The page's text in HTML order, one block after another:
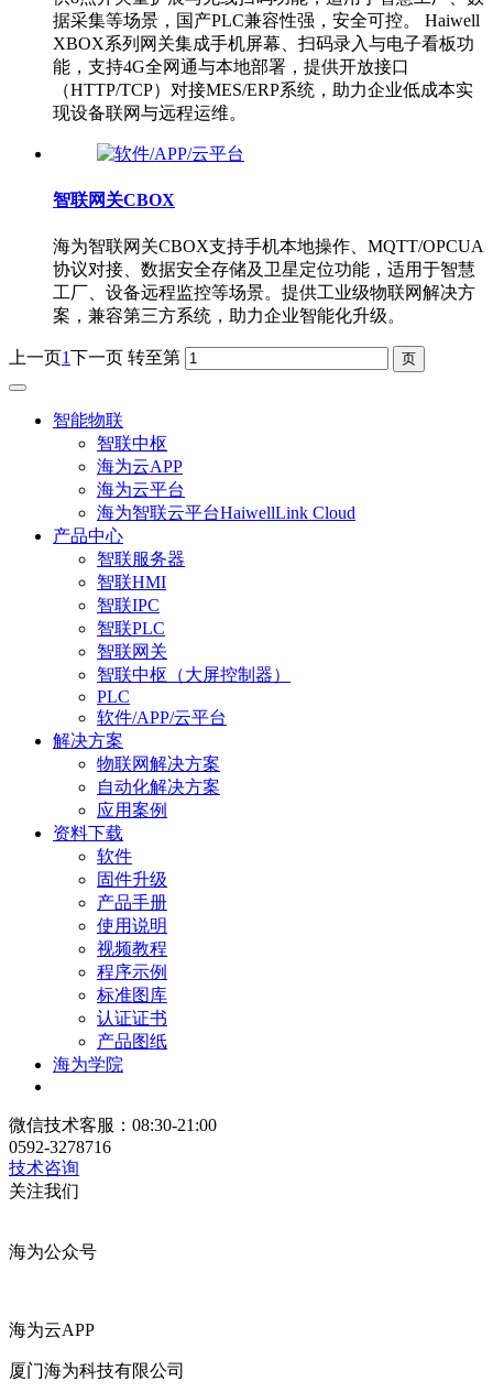
据采集等场景，国产PLC兼容性强，安全可控。 Haiwell
XBOX系列网关集成手机屏幕、扫码录入与电子看板功
能，支持4G全网通与本地部署，提供开放接口
（HTTP/TCP）对接MES/ERP系统，助力企业低成本实
现设备联网与远程运维。
智联网关CBOX
海为智联网关CBOX支持手机本地操作、MQTT/OPCUA
协议对接、数据安全存储及卫星定位功能，适用于智慧
工厂、设备远程监控等场景。提供工业级物联网解决方
案，兼容第三方系统，助力企业智能化升级。
上一页1下一页 转至第
智能物联
智联中枢
海为云APP
海为云平台
海为智联云平台HaiwellLink Cloud
产品中心
智联服务器
智联HMI
智联IPC
智联PLC
智联网关
智联中枢（大屏控制器）
PLC
软件/APP/云平台
解决方案
物联网解决方案
自动化解决方案
应用案例
资料下载
软件
固件升级
产品手册
使用说明
视频教程
程序示例
标准图库
认证证书
产品图纸
海为学院
微信技术客服：08:30-21:00
0592-3278716
技术咨询
关注我们
海为公众号
海为云APP
厦门海为科技有限公司